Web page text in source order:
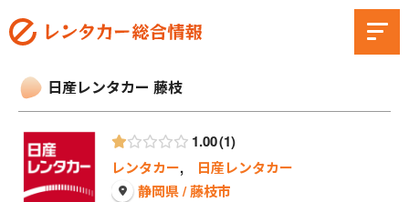
日産レンタカー 藤枝
1.00 1
レンタカー, 日産レンタカー
静岡県 / 藤枝市